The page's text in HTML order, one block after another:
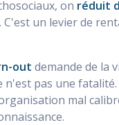
on réduit
. C'est un levier de
out demande de la
pas une fatalité.
mal